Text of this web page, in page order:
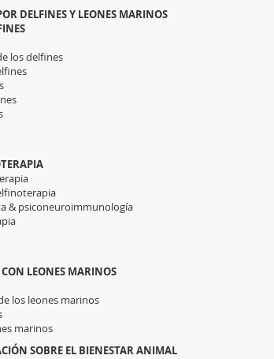
DELFINES Y LEONES MARINOS
los delfines
& psiconeuroimmunología
LEONES MARINOS
los leones marinos
marinos
SOBRE EL BIENESTAR ANIMAL